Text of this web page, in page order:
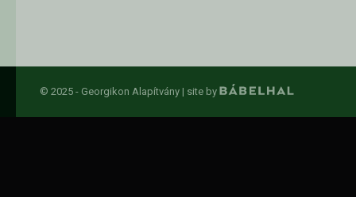
© 2025 - Georgikon Alapítvány | site by